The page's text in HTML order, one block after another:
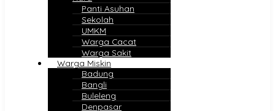
Panti Asuhan
Sekolah
UMKM
Warga Cacat
Warga Sakit
Warga Miskin
Badung
Bangli
Buleleng
Denpasar